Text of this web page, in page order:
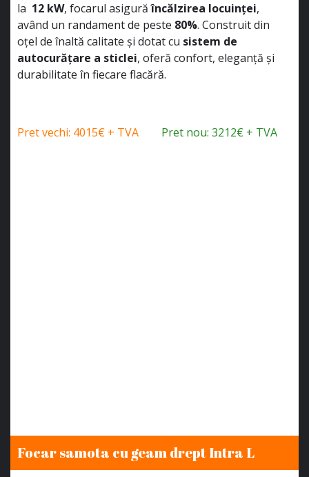
la 12 kW, focarul asigurăîncălzirea locuinței,
având un randament de peste 80%. Construit din
oțel de înaltă calitate și dotat cu sistem de
autocurățare a sticlei, oferă confort, eleganță și
durabilitate în fiecare flacără.
Pret vechi: 4015€ + TVA Pret nou: 3212€ + TVA
Focar samota cu geam drept Intra L